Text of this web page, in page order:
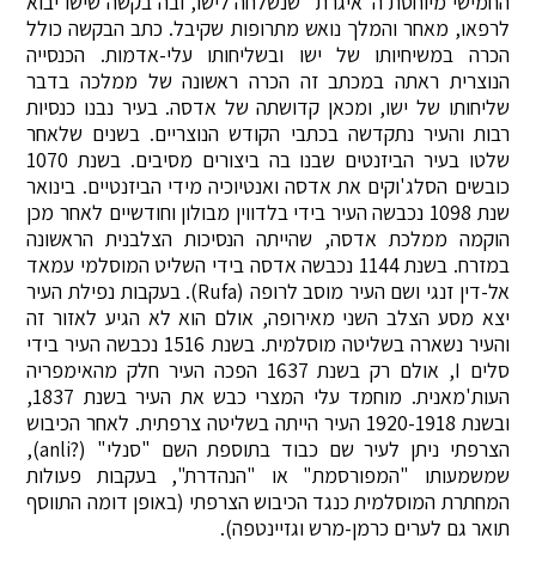
לרפאו, מאחר והמלך נואש מתרופות שקיבל. כתב הבקשה כולל
הכרה במשיחיותו של ישו ובשליחותו עלי-אדמות. הכנסייה
הנוצרית ראתה במכתב זה הכרה ראשונה של ממלכה בדבר
שליחותו של ישו, ומכאן קדושתה של אדסה. בעיר נבנו כנסיות
רבות והעיר נתקדשה בכתבי הקודש הנוצריים. בשנים שלאחר
שלטו בעיר הביזנטים שבנו בה ביצורים מסיבים. בשנת 1070
כובשים הסלג'וקים את אדסה ואנטיוכיה מידי הביזנטיים. בינואר
שנת 1098 נכבשה העיר בידי בלדווין מבולון וחודשיים לאחר מכן
הוקמה ממלכת אדסה, שהייתה הנסיכות הצלבנית הראשונה
במזרח. בשנת 1144 נכבשה אדסה בידי השליט המוסלמי עמאד
אל-דין זנגי ושם העיר מוסב לרופה (Rufa). בעקבות נפילת העיר
יצא מסע הצלב השני מאירופה, אולם הוא לא הגיע לאזור זה
והעיר נשארה בשליטה מוסלמית. בשנת 1516 נכבשה העיר בידי
סלים I, אולם רק בשנת 1637 הפכה העיר חלק מהאימפריה
העות'מאנית. מוחמד עלי המצרי כבש את העיר בשנת 1837,
ובשנת 1920-1918 העיר הייתה בשליטה צרפתית. לאחר הכיבוש
הצרפתי ניתן לעיר שם כבוד בתוספת השם "סנלי" (?anli),
שמשמעותו "המפורסמת" או "הנהדרת", בעקבות פעולות
המחתרת המוסלמית כנגד הכיבוש הצרפתי (באופן דומה התווסף
תואר גם לערים כרמן-מרש וגזיינטפה).